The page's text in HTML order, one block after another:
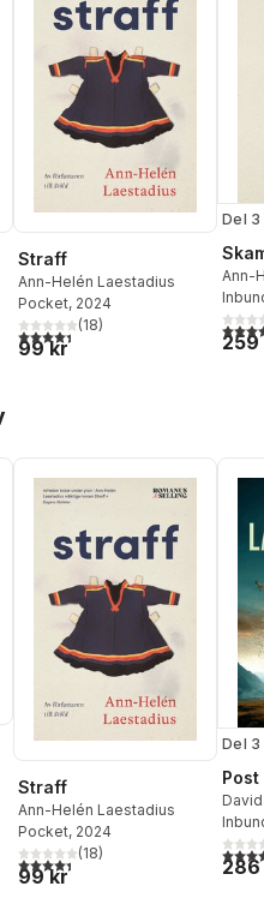
röster:
Straff
Ann-Helén Laestadius
Pocket, 2024
4,4utav 5 stjärnor. Totalt antal
(18)
99 kr
Del 3
Ann-
4,7
259
Straff
Ann-Helén Laestadius
Pocket, 2024
4,4utav 5 stjärnor. Totalt antal
(18)
99 kr
Del 3
3,8
286